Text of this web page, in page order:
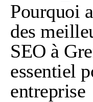
Pourquoi
des
SEO à
essentiel
entreprise